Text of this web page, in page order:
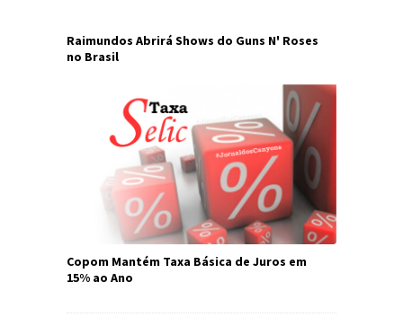
Raimundos Abrirá Shows do Guns N' Roses
no Brasil
Copom Mantém Taxa Básica de Juros em
15% ao Ano